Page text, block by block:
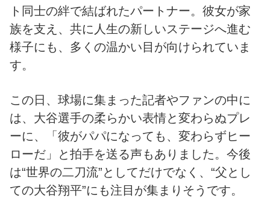
ト同士の絆で結ばれたパートナー。彼女が家
族を支え、共に人生の新しいステージへ進む
様子にも、多くの温かい目が向けられていま
す。
この日、球場に集まった記者やファンの中に
は、大谷選手の柔らかい表情と変わらぬプレ
ーに、「彼がパパになっても、変わらずヒー
ローだ」と拍手を送る声もありました。今後
は“世界の二刀流”としてだけでなく、“父とし
ての大谷翔平”にも注目が集まりそうです。